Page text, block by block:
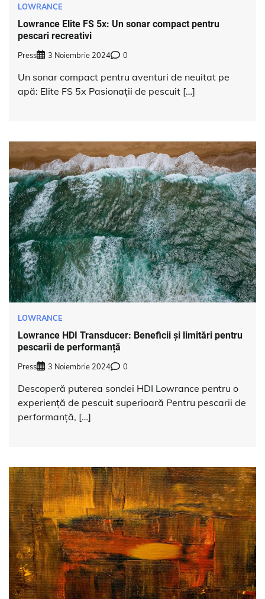
LOWRANCE
Lowrance Elite FS 5x: Un sonar compact pentru
pescari recreativi
Press 3 Noiembrie 2024 0
Un sonar compact pentru aventuri de neuitat pe
apă: Elite FS 5x Pasionații de pescuit […]
LOWRANCE
Lowrance HDI Transducer: Beneficii și limitări pentru
pescarii de performanță
Press 3 Noiembrie 2024 0
Descoperă puterea sondei HDI Lowrance pentru o
experiență de pescuit superioară Pentru pescarii de
performanță, […]